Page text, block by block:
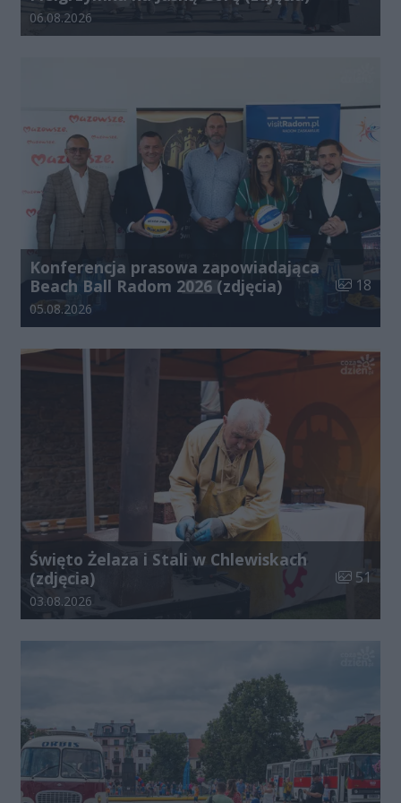
Data dodania galerii:
06.08.2026
Konferencja prasowa zapowiadająca
Beach Ball Radom 2026 (zdjęcia)
Liczba
18
Data dodania galerii:
05.08.2026
Święto Żelaza i Stali w Chlewiskach
(zdjęcia)
Liczba
51
Data dodania galerii:
03.08.2026